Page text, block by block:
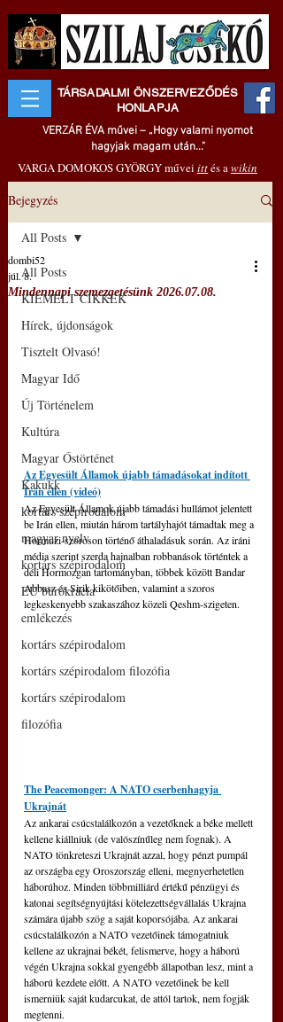
TÁRSADALMI ÖNSZERVEZŐDÉS
HONLAPJA
VERZÁR ÉVA művei – „Hogy valami nyomot
hagyjak magam után..."
VARGA DOMOKOS GYÖRGY művei ittés awikin
Bejegyzés
All Posts
KIEMELT CIKKEK
Hírek, újdonságok
Tisztelt Olvasó!
Magyar Idő
Új Történelem
Kultúra
Magyar Őstörténet
Kakukk
kortárs szépirodalom
magyar nyelv
kortárs szépirodalom
EU bürokrácia
emlékezés
kortárs szépirodalom
kortárs szépirodalom filozófia
kortárs szépirodalom
filozófia
All Posts
Mindennapi szemezgetésünk 2026.07.08.
dombi52
júl. 8.
Az Egyesült Államok újabb támadásokat indított
Irán ellen (videó)
Az Egyesült Államok újabb támadási hullámot jelentett
be Irán ellen, miután három tartályhajót támadtak meg a
Hormuzi-szoroson történő áthaladásuk során. Az iráni
média szerint szerda hajnalban robbanások történtek a
déli Hormozgan tartományban, többek között Bandar
Abbasz és Sirik kikötőiben, valamint a szoros
legkeskenyebb szakaszához közeli Qeshm-szigeten.
The Peacemonger: A NATO cserbenhagyja
Ukrajnát
Az ankarai csúcstalálkozón a vezetőknek a béke mellett
kellene kiállniuk (de valószínűleg nem fognak). A
NATO tönkreteszi Ukrajnát azzal, hogy pénzt pumpál
az országba egy Oroszország elleni, megnyerhetetlen
háborúhoz. Minden többmilliárd értékű pénzügyi és
katonai segítségnyújtási kötelezettségvállalás Ukrajna
számára újabb szög a saját koporsójába. Az ankarai
csúcstalálkozón a NATO vezetőinek támogatniuk
kellene az ukrajnai békét, felismerve, hogy a háború
végén Ukrajna sokkal gyengébb állapotban lesz, mint a
háború kezdete előtt. A NATO vezetőinek be kell
ismerniük saját kudarcukat, de attól tartok, nem fogják
megtenni.